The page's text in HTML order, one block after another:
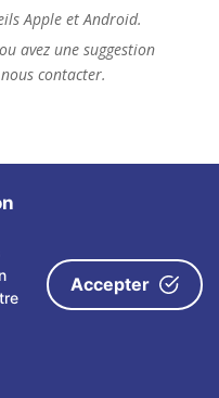
Apple et Android.
avez une suggestion
contacter.
du CRETH – Tous
Accepter